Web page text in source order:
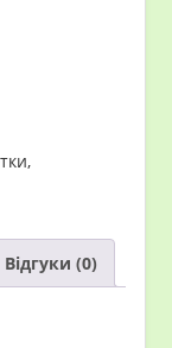
Відгуки (0)